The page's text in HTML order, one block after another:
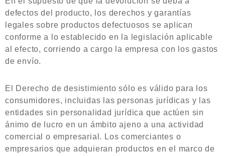
defectos del producto, los derechos y garantías
legales sobre productos defectuosos se aplican
conforme a lo establecido en la legislación aplicable
al efecto, corriendo a cargo la empresa con los gastos
de envío.
El Derecho de desistimiento sólo es válido para los
consumidores, incluidas las personas jurídicas y las
entidades sin personalidad jurídica que actúen sin
ánimo de lucro en un ámbito ajeno a una actividad
comercial o empresarial. Los comerciantes o
empresarios que adquieran productos en el marco de